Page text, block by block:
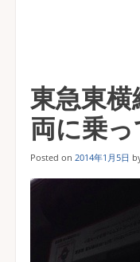
東急東
両に乗っ
Posted on 2014年1月5日